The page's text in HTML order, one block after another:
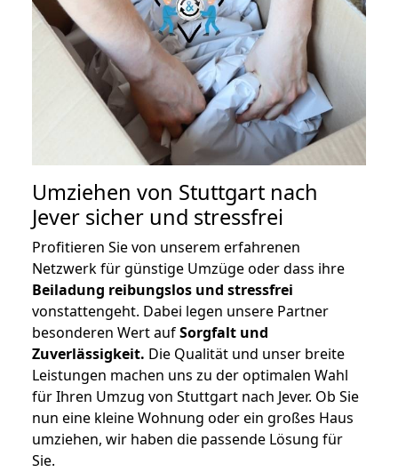
Umziehen von Stuttgart nach
Jever sicher und stressfrei
Profitieren Sie von unserem erfahrenen
Netzwerk für günstige Umzüge oder dass ihre
Beiladung reibungslos und stressfrei
vonstattengeht. Dabei legen unsere Partner
besonderen Wert aufSorgfalt und
Zuverlässigkeit. Die Qualität und unser breite
Leistungen machen uns zu der optimalen Wahl
für Ihren Umzug von Stuttgart nach Jever. Ob Sie
nun eine kleine Wohnung oder ein großes Haus
umziehen, wir haben die passende Lösung für
Sie.